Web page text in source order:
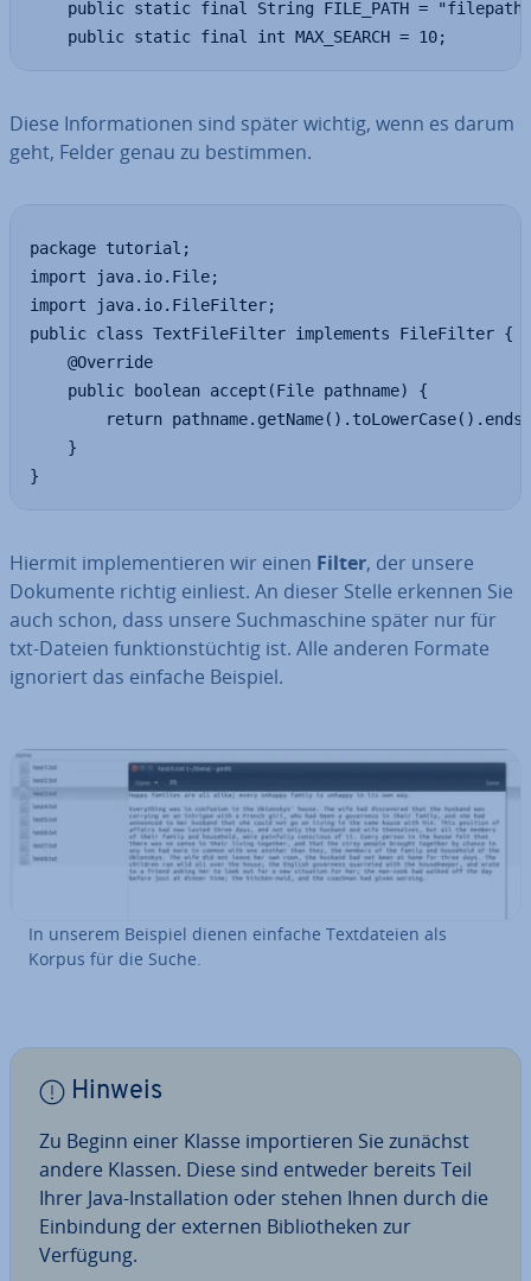
public static final String FILE_PATH =
    public static final int MAX_SEARCH = 10;
Diese In­for­ma­tio­nen sind später wichtig, wenn es darum
geht, Felder genau zu bestimmen.
package tutorial;
import java.io.File;
import java.io.FileFilter;
public class TextFileFilter implements FileFilter {
    @Override
    public boolean accept(File pathname) {
return
    }
}
Hiermit im­ple­men­tie­ren wir einen Filter, der unsere
Dokumente richtig einliest. An dieser Stelle erkennen Sie
auch schon, dass unsere Such­ma­schi­ne später nur für
txt-Dateien funk­ti­ons­tüch­tig ist. Alle anderen Formate
ignoriert das einfache Beispiel.
In unserem Beispiel dienen einfache Text­da­tei­en als
Korpus für die Suche.
Hinweis
Zu Beginn einer Klasse im­por­tie­ren Sie zunächst
andere Klassen. Diese sind entweder bereits Teil
Ihrer Java-In­stal­la­ti­on oder stehen Ihnen durch die
Ein­bin­dung der externen Bi­blio­the­ken zur
Verfügung.